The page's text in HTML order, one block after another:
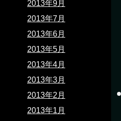
2013年9月
2013年7月
2013年6月
2013年5月
2013年4月
2013年3月
2013年2月
2013年1月